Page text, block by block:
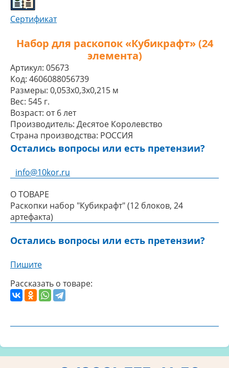
Сертификат
Набор для раскопок «Кубикрафт» (24
элемента)
Артикул: 05673
Код: 4606088056739
Размеры: 0,053x0,3x0,215 м
Вес: 545 г.
Возраст: от 6 лет
Производитель: Десятое Королевство
Страна производства: РОССИЯ
Остались вопросы или есть претензии?
info@10kor.ru
О ТОВАРЕ
Раскопки набор "Кубикрафт" (12 блоков, 24
артефакта)
Остались вопросы или есть претензии?
Пишите
Рассказать о товаре: